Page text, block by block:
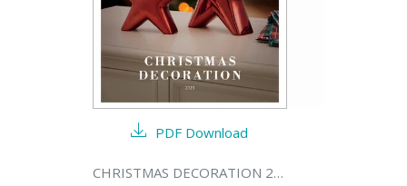
PDF Download
CHRISTMAS DECORATION 2025